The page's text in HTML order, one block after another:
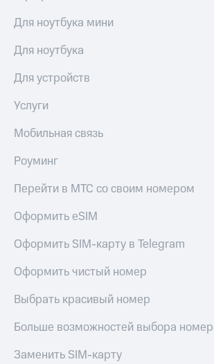
Для ноутбука мини
Для ноутбука
Для устройств
Услуги
Мобильная связь
Роуминг
Перейти в МТС со своим номером
Оформить eSIM
Оформить SIM-карту в Telegram
Оформить чистый номер
Выбрать красивый номер
Больше возможностей выбора
Заменить SIM-карту